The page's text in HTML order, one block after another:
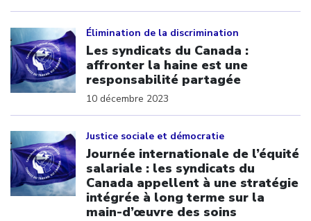
Élimination de la discrimination
Les syndicats du Canada :
affronter la haine est une
responsabilité partagée
10 décembre 2023
Justice sociale et démocratie
Journée internationale de l’équité
salariale : les syndicats du
Canada appellent à une stratégie
intégrée à long terme sur la
main-d’œuvre des soins